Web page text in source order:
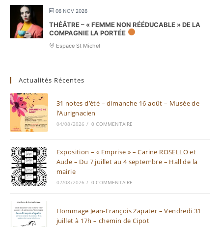
06 NOV 2026
THÉÂTRE – « FEMME NON RÉÉDUCABLE » DE LA
COMPAGNIE LA PORTÉE
Espace St Michel
Actualités Récentes
31 notes d’été – dimanche 16 août – Musée de
l’Aurignacien
04/08/2026 / 0 COMMENTAIRE
Exposition – « Emprise » – Carine ROSELLO et
Aude – Du 7 juillet au 4 septembre – Hall de la
mairie
02/08/2026 / 0 COMMENTAIRE
Hommage Jean-François Zapater – Vendredi 31
juillet à 17h – chemin de Cipot